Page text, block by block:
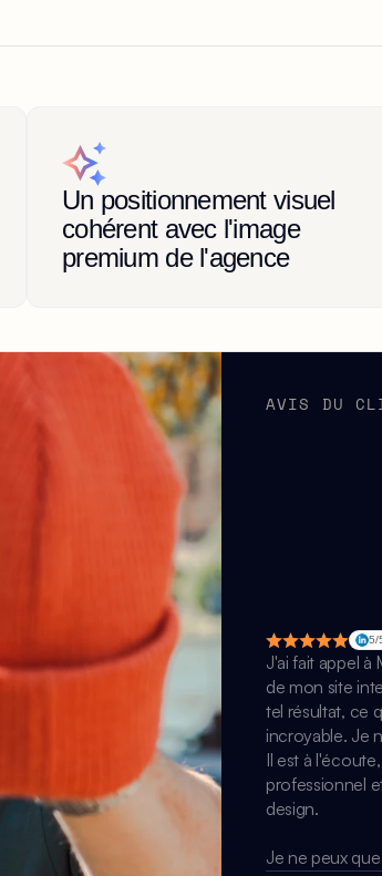
Un positionnement visuel
cohérent avec l'image
premium de l'agence
AVIS DU
5/
J'ai fait appel à
de mon site
tel résultat, ce
incroyable. Je
Il est à
professionnel
design.
Je ne peux